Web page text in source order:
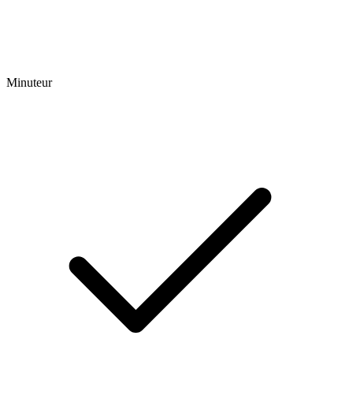
Minuteur